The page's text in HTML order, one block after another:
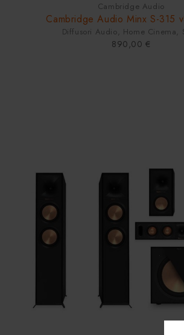
Cambridge Audio
Cambridge Audio Minx S-315
Diffusori Audio Home Cinema
890,00€